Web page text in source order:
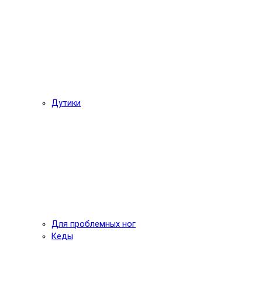
Дутики
Для проблемных ног
Кеды